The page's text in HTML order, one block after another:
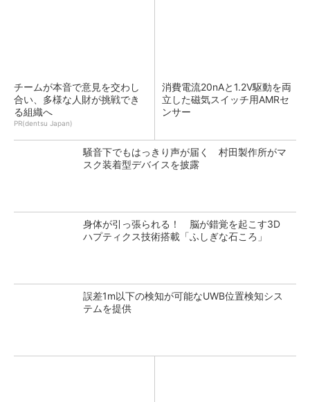
チームが本音で意見を交わし
合い、多様な人財が挑戦でき
る組織へ
PR(dentsu Japan)
消費電流20nAと1.2V駆動を両
立した磁気スイッチ用AMRセ
ンサー
騒音下でもはっきり声が届く 村田製作所がマ
スク装着型デバイスを披露
身体が引っ張られる！ 脳が錯覚を起こす3D
ハプティクス技術搭載「ふしぎな石ころ」
誤差1m以下の検知が可能なUWB位置検知シス
テムを提供